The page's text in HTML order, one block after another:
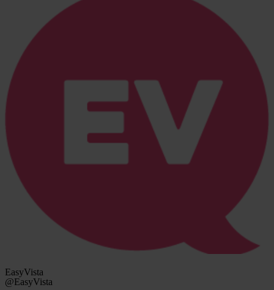
EasyVista
@EasyVista